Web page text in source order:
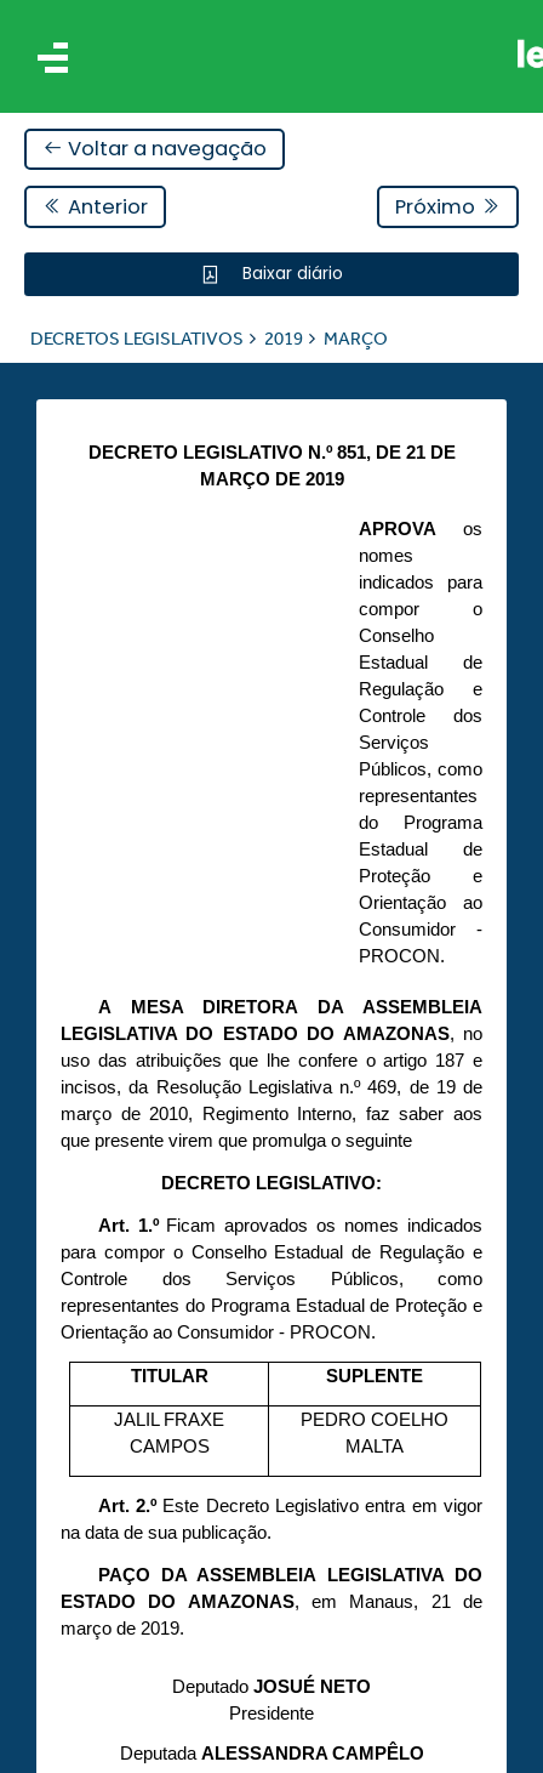
Voltar a navegação
Anterior Próximo
Baixar diário
DECRETOS LEGISLATIVOS 2019 MARÇO
DECRETO LEGISLATIVO N.º 851, DE 21 DE
MARÇO DE 2019
APROVA os
nomes
indicados para
compor o
Conselho
Estadual de
Regulação e
Controle dos
Serviços
Públicos, como
representantes
do Programa
Estadual de
Proteção e
Orientação ao
Consumidor -
PROCON.
A MESA DIRETORA DA ASSEMBLEIA
LEGISLATIVA DO ESTADO DO AMAZONAS, no
uso das atribuições que lhe confere o artigo 187 e
incisos, da Resolução Legislativa n.º 469, de 19 de
março de 2010, Regimento Interno, faz saber aos
que presente virem que promulga o seguinte
DECRETO LEGISLATIVO:
Art. 1.ºFicam aprovados os nomes indicados
para compor o Conselho Estadual de Regulação e
Controle dos Serviços Públicos, como
representantes do Programa Estadual de Proteção e
Orientação ao Consumidor - PROCON.
TITULAR SUPLENTE
JALIL FRAXE
CAMPOS
PEDRO COELHO
MALTA
Art. 2.ºEste Decreto Legislativo entra em vigor
na data de sua publicação.
PAÇO DA ASSEMBLEIA LEGISLATIVA DO
ESTADO DO AMAZONAS, em Manaus, 21 de
março de 2019.
Deputado JOSUÉ NETO
Presidente
Deputada ALESSANDRA CAMPÊLO